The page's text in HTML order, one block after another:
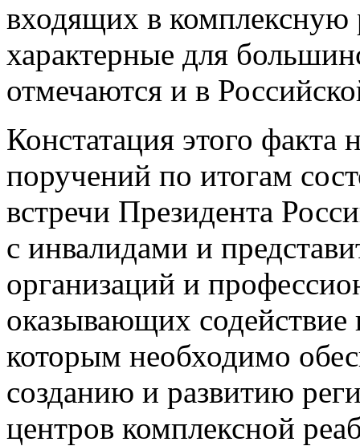
качественных и
входящих в
характерные для
отмечаются и в
Констатация этого факта
поручений по итогам
встречи Президента
с инвалидами и
организаций и
оказывающих содействие
которым необходимо
созданию и развитию